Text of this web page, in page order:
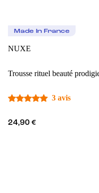
Made In France
NUXE
Trousse rituel beauté
3 avis
24,90 €